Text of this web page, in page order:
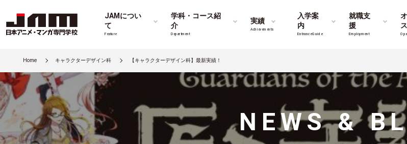
JAMについ
て
Feature
学科・コース紹
介
Department
実績
Achievements
入学案
内
Entrance Guide
就職支
援
Employment
ス
Home キャラクターデザイン科 【キャラクターデザイン科】最新実績！
NEWS &